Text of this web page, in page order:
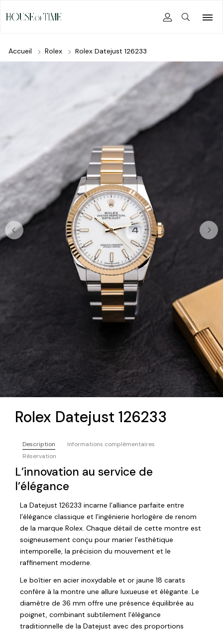
Accueil Rolex Rolex Datejust 126233
Rolex Datejust 126233
Description
Informations complémentaires
Réservation
L’innovation au service de
l’élégance
La Datejust 126233 incarne l’alliance parfaite entre
l’élégance classique et l’ingénierie horlogère de renom
de la marque Rolex. Chaque détail de cette montre est
soigneusement conçu pour marier l’esthétique
intemporelle, la précision du mouvement et le
raffinement moderne.
Le boîtier en acier inoxydable et or jaune 18 carats
confère à la montre une allure luxueuse et élégante. Le
diamètre de 36 mm offre une présence équilibrée au
poignet, combinant subtilement l’élégance
traditionnelle de la Datejust avec des proportions